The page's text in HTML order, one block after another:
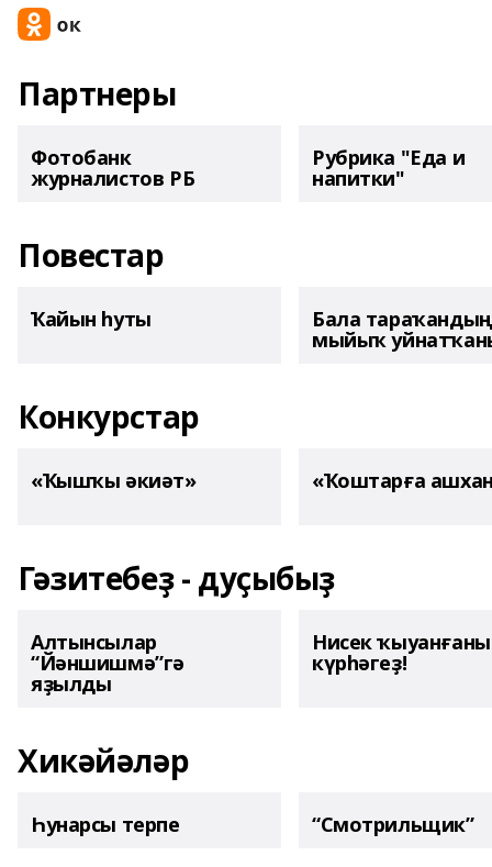
Партнеры
Фотобанк
журналистов РБ
Рубрика "Еда и
напитки"
Повестар
Ҡайын һуты Бала тараҡандың
мыйыҡ
Конкурстар
«Ҡышҡы әкиәт» «Ҡоштарға
Гәзитебеҙ - дуҫыбыҙ
Алтынсылар
“Йәншишмә”гә
яҙылды
Нисек
күрһәгеҙ!
Хикәйәләр
Һунарсы терпе “Смотрильщик”